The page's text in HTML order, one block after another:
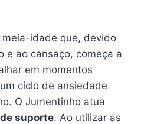
idade que, devido
e ao cansaço, começa a
em momentos
ciclo de ansiedade
O Jumentinho atua
suporte. Ao utilizar as